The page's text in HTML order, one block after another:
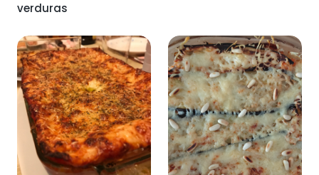
verduras